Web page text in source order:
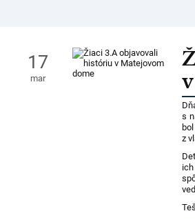
Novinky
17
mar
s
z